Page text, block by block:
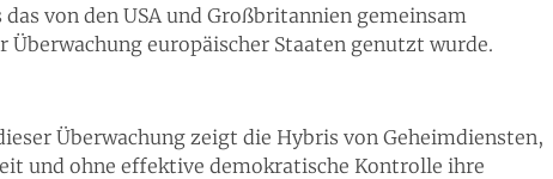
von den USA und Großbritannien gemeinsam
Überwachung europäischer Staaten genutzt wurde.
Überwachung zeigt die Hybris von Geheimdiensten,
und ohne effektive demokratische Kontrolle ihre